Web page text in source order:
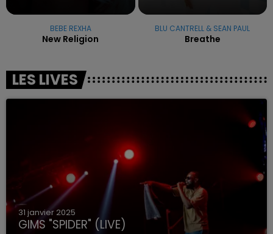
BEBE REXHA
New Religion
BLU CANTRELL & SEAN PAUL
Breathe
LES LIVES
31 janvier 2025
GIMS "SPIDER" (LIVE)